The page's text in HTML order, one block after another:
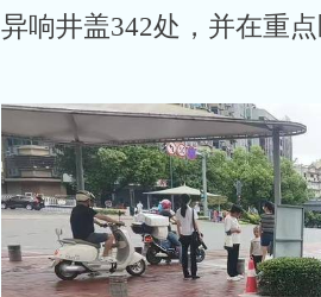
异响井盖342处，并在重